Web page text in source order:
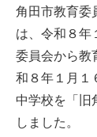
角田市教育委
は、令和８年
委員会から教
和８年１月１
中学校を「旧
しました。